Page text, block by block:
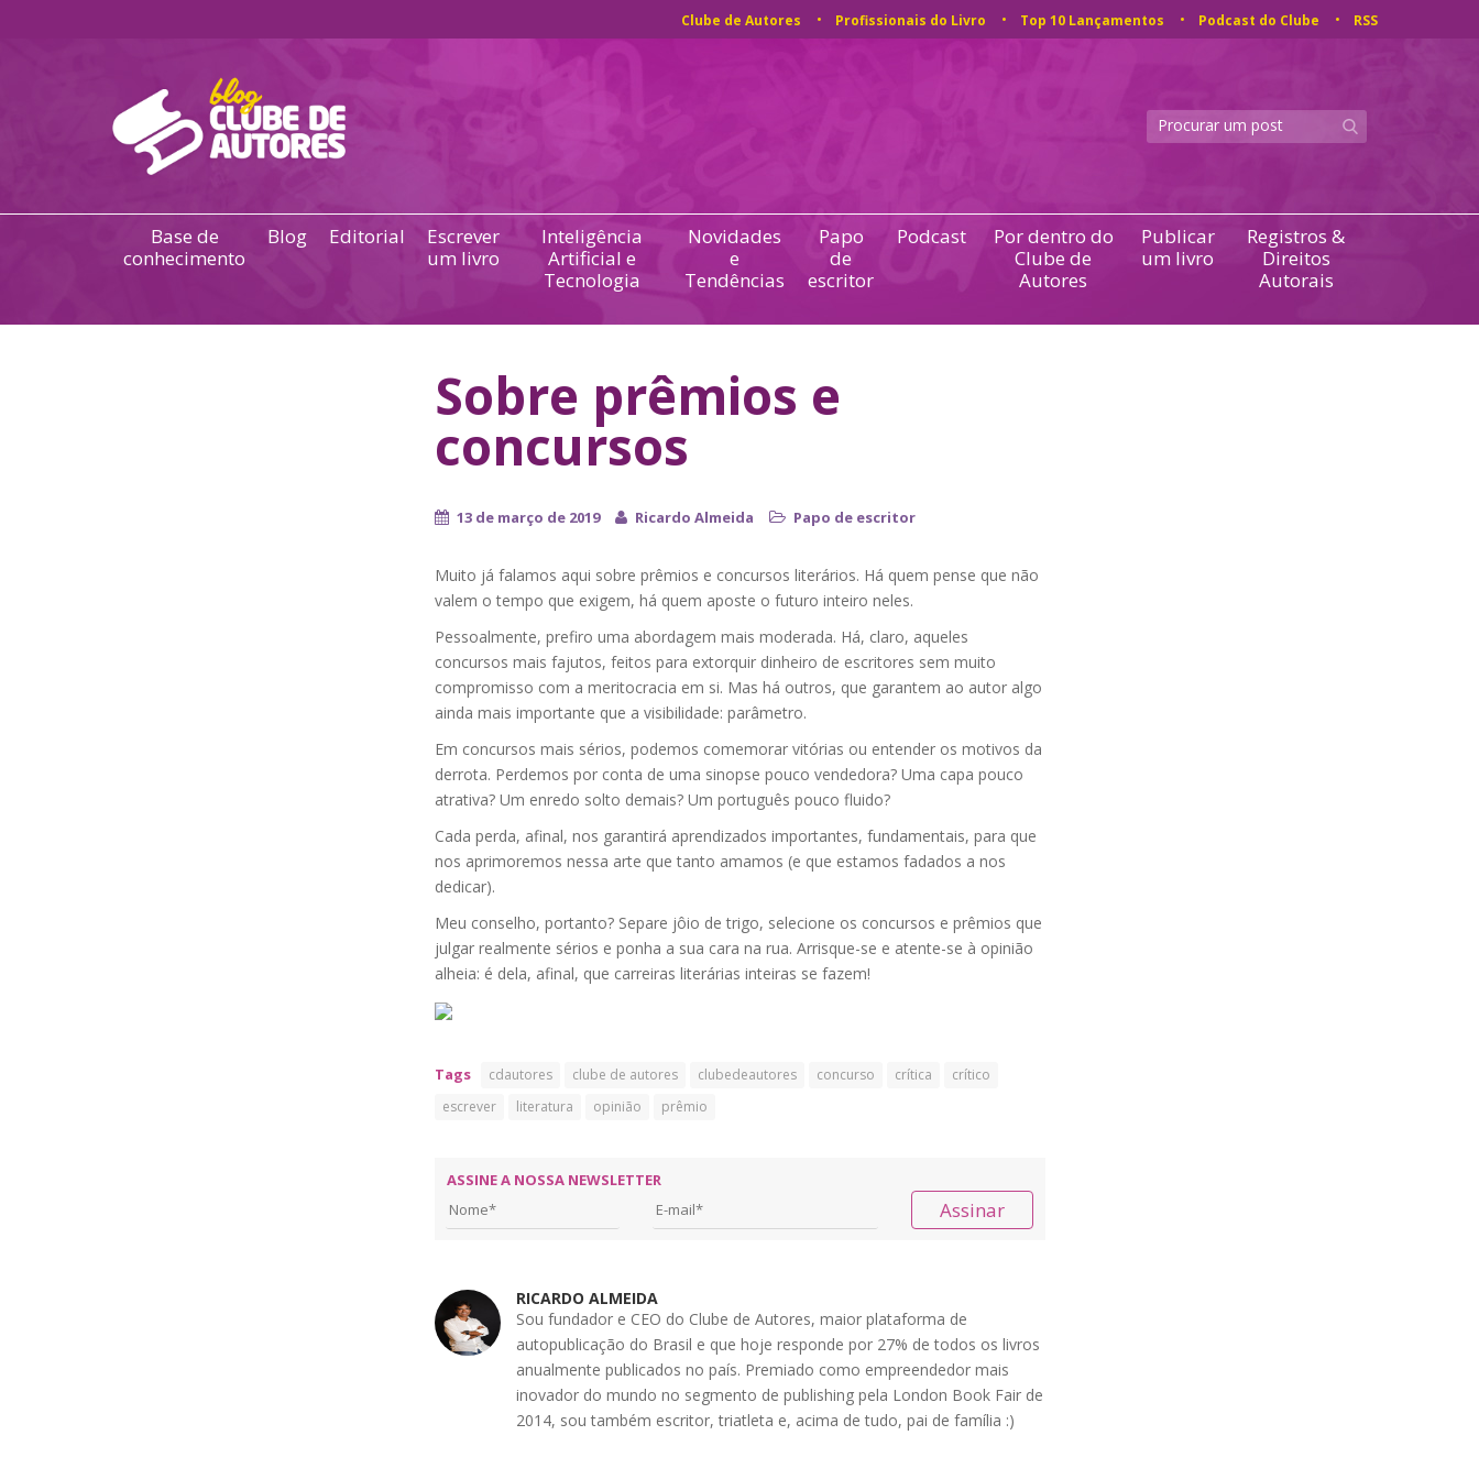
Clube de Autores Profissionais do Livro Top 10 Lançamentos Podcast do Clube RSS
Base de
conhecimento
Blog Editorial
Escrever
um livro
Inteligência
Artificial e
Tecnologia
Novidades
e
Tendências
Papo
de
escritor
Podcast
Por dentro do
Clube de
Autores
Publicar
um livro
Registros &
Direitos
Autorais
Sobre prêmios e
concursos
13 de março de 2019 Ricardo Almeida Papo de escritor
Muito já falamos aqui sobre prêmios e concursos literários. Há quem pense que não
valem o tempo que exigem, há quem aposte o futuro inteiro neles.
Pessoalmente, prefiro uma abordagem mais moderada. Há, claro, aqueles
concursos mais fajutos, feitos para extorquir dinheiro de escritores sem muito
compromisso com a meritocracia em si. Mas há outros, que garantem ao autor algo
ainda mais importante que a visibilidade: parâmetro.
Em concursos mais sérios, podemos comemorar vitórias ou entender os motivos da
derrota. Perdemos por conta de uma sinopse pouco vendedora? Uma capa pouco
atrativa? Um enredo solto demais? Um português pouco fluido?
Cada perda, afinal, nos garantirá aprendizados importantes, fundamentais, para que
nos aprimoremos nessa arte que tanto amamos (e que estamos fadados a nos
dedicar).
Meu conselho, portanto? Separe jôio de trigo, selecione os concursos e prêmios que
julgar realmente sérios e ponha a sua cara na rua. Arrisque-se e atente-se à opinião
alheia: é dela, afinal, que carreiras literárias inteiras se fazem!
Tags cdautores clube de autores clubedeautores concurso crítica
crítico
escrever
literatura opinião prêmio
ASSINE A NOSSA NEWSLETTER
Assinar
RICARDO ALMEIDA
Sou fundador e CEO do Clube de Autores, maior plataforma de
autopublicação do Brasil e que hoje responde por 27% de todos os livros
anualmente publicados no país. Premiado como empreendedor mais
inovador do mundo no segmento de publishing pela London Book Fair de
2014, sou também escritor, triatleta e, acima de tudo, pai de família :)